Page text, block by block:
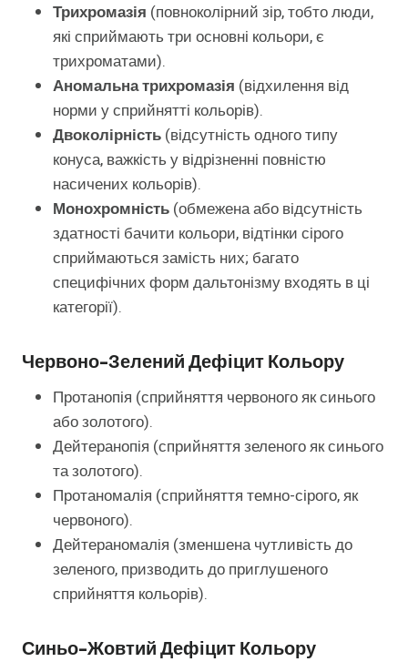
Трихромазія (повноколірний зір, тобто люди,
які сприймають три основні кольори, є
трихроматами).
Аномальна трихромазія (відхилення від
норми у сприйнятті кольорів).
Двоколірність (відсутність одного типу
конуса, важкість у відрізненні повністю
насичених кольорів).
Монохромність (обмежена або відсутність
здатності бачити кольори, відтінки сірого
сприймаються замість них; багато
специфічних форм дальтонізму входять в ці
категорії).
Червоно-Зелений Дефіцит Кольору
Протанопія (сприйняття червоного як синього
або золотого).
Дейтеранопія (сприйняття зеленого як синього
та золотого).
Протаномалія (сприйняття темно-сірого, як
червоного).
Дейтераномалія (зменшена чутливість до
зеленого, призводить до приглушеного
сприйняття кольорів).
Синьо-Жовтий Дефіцит Кольору